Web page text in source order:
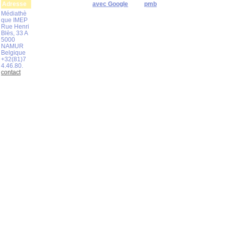
avec Google
pmb
Adresse
Médiathè
que IMEP
Rue Henri
Blès, 33 A
5000
NAMUR
Belgique
+32(81)7
4.46.80.
contact